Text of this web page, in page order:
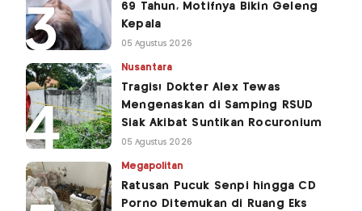
69 Tahun, Motifnya Bikin Geleng
Kepala
05 Agustus 2026
Nusantara
Tragis! Dokter Alex Tewas
Mengenaskan di Samping RSUD
Siak Akibat Suntikan Rocuronium
05 Agustus 2026
Megapolitan
Ratusan Pucuk Senpi hingga CD
Porno Ditemukan di Ruang Eks